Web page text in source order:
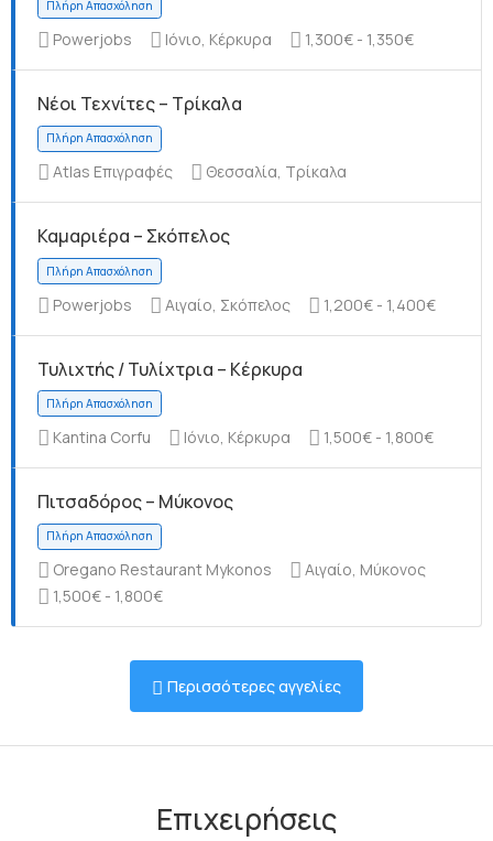
Πλήρη Απασχόληση
Πλήρη Απασχόληση
Πλήρη Απασχόληση
Powerjobs Ιόνιο, Κέρκυρα 1,300€ - 1,350€
Νέοι Τεχνίτες – Τρίκαλα
Πλήρη Απασχόληση
Atlas Επιγραφές Θεσσαλία, Τρίκαλα
Καμαριέρα – Σκόπελος
Powerjobs Αιγαίο, Σκόπελος 1,200€ - 1,400€
Τυλιχτής / Τυλίχτρια – Κέρκυρα
Kantina Corfu Ιόνιο, Κέρκυρα 1,500€ - 1,800€
Πιτσαδόρος – Μύκονος
Oregano Restaurant Mykonos
Αιγαίο, Μύκονος
1,500€ - 1,800€
Περισσότερες αγγελίες
Επιχειρήσεις